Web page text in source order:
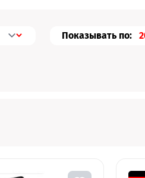
Показывать по: